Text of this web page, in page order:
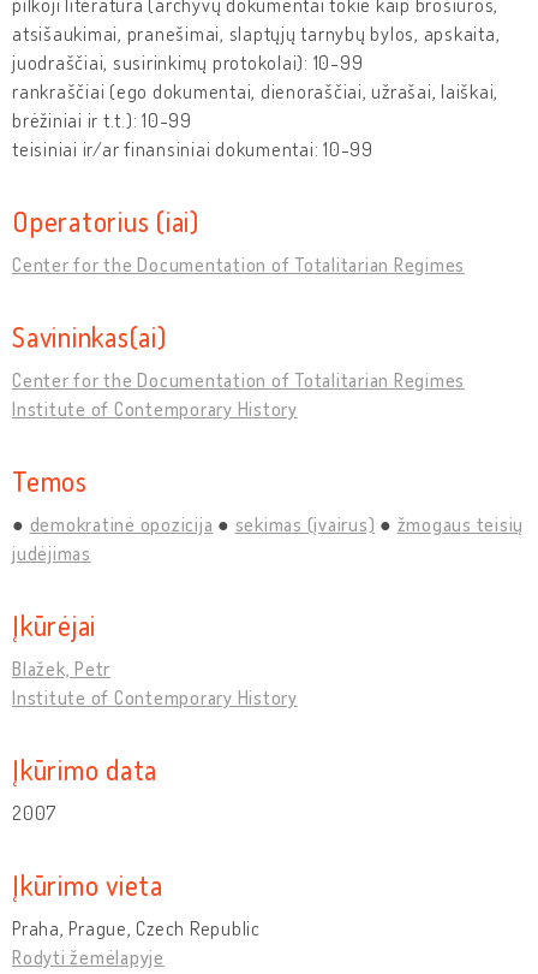
atsišaukimai, pranešimai, slaptųjų tarnybų bylos, apskaita,
juodraščiai, susirinkimų protokolai): 10-99
rankraščiai (ego dokumentai, dienoraščiai, užrašai, laiškai,
brėžiniai ir t.t.): 10-99
teisiniai ir/ar finansiniai dokumentai: 10-99
Operatorius (iai)
Center for the Documentation of Totalitarian Regimes
Savininkas(ai)
Center for the Documentation of Totalitarian Regimes
Institute of Contemporary History
Temos
demokratinė opozicija sekimas (įvairus)
žmogaus teisių
judėjimas
Įkūrėjai
Blažek, Petr
Institute of Contemporary History
Įkūrimo data
2007
Įkūrimo vieta
Praha, Prague, Czech Republic
Rodyti žemėlapyje